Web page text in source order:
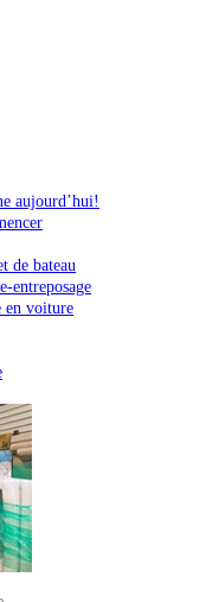
aujourd’hui!
de bateau
entreposage
en voiture